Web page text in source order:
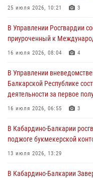
01 августа 2026, 00:10
Росгвардия обеспечивает
направлении
31 июля 2026, 09:22
Состоялась рабочая
генерала армии Виктора
представителя Президента
Кавказском федеральном
25 июля 2026, 10:21 3
В Управлении Росгвардии
приуроченный к
16 июля 2026, 08:04 4
В Управлении
Балкарской Республике
деятельности за первое
16 июля 2026, 06:55 3
В Кабардино-Балкарии
поджоге букмекерской
13 июля 2026, 13:29
В Кабардино-Балкарии